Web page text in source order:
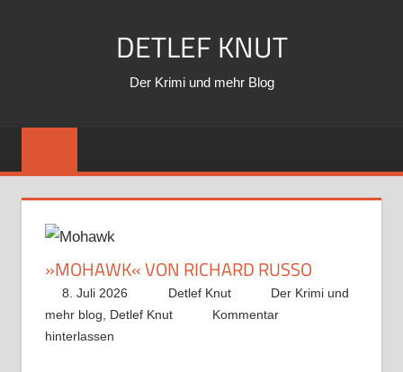
DETLEF KNUT
Der Krimi und mehr Blog
»MOHAWK« VON RICHARD RUSSO
8. Juli 2026 Detlef Knut
Der Krimi und
mehr blog, Detlef Knut
Kommentar
hinterlassen